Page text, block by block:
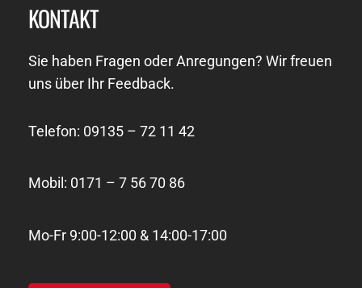
KONTAKT
Sie haben Fragen oder Anregungen? Wir freuen
uns über Ihr Feedback.
Telefon: 09135 – 72 11 42
Mobil: 0171 – 7 56 70 86
Mo-Fr 9:00-12:00 & 14:00-17:00